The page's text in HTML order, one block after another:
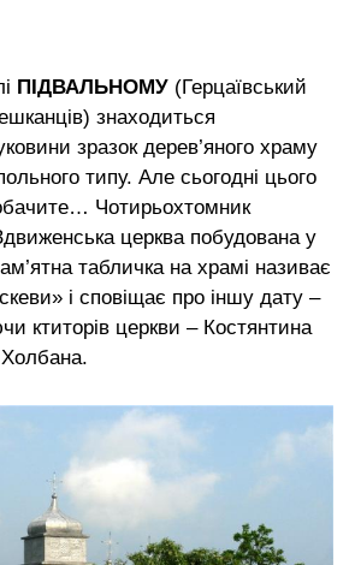
ПІДВАЛЬНОМУ (Герцаївський
знаходиться
зразок дерев’яного храму
типу. Але сьогодні цього
Чотирьохтомник
церква побудована у
табличка на храмі називає
і сповіщає про іншу дату –
ктиторів церкви – Костянтина
Холбана.